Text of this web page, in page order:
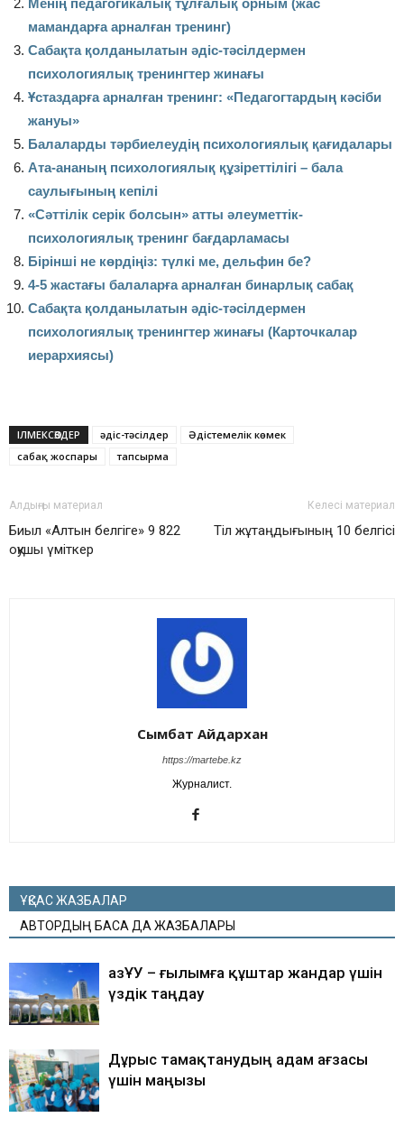
Менің педагогикалық тұлғалық орным (жас
мамандарға арналған тренинг)
Сабақта қолданылатын әдіс-тәсілдермен
психологиялық тренингтер жинағы
Ұстаздарға арналған тренинг: «Педагогтардың кәсіби
жануы»
Балаларды тәрбиелеудің психологиялық қағидалары
Ата-ананың психологиялық құзіреттілігі – бала
саулығының кепілі
«Сәттілік серік болсын» атты әлеуметтік-
психологиялық тренинг бағдарламасы
Бірінші не көрдіңіз: түлкі ме, дельфин бе?
4-5 жастағы балаларға арналған бинарлық сабақ
Сабақта қолданылатын әдіс-тәсілдермен
психологиялық тренингтер жинағы (Карточкалар
иерархиясы)
ІЛМЕКСӨЗДЕР әдіс-тәсілдер
Әдістемелік көмек
сабақ жоспары
тапсырма
Алдыңғы материал
Биыл ​«Алтын белгіге» 9 822
оқушы үміткер
Келесі материал
Тіл жұтаңдығының 10 белгісі
Сымбат Айдархан
https://martebe.kz
Журналист.
ҰҚСАС ЖАЗБАЛАР
АВТОРДЫҢ БАСҚА ДА ЖАЗБАЛАРЫ
ҚазҰУ – ғылымға құштар жандар үшін
үздік таңдау
Дұрыс тамақтанудың адам ағзасы
үшін маңызы